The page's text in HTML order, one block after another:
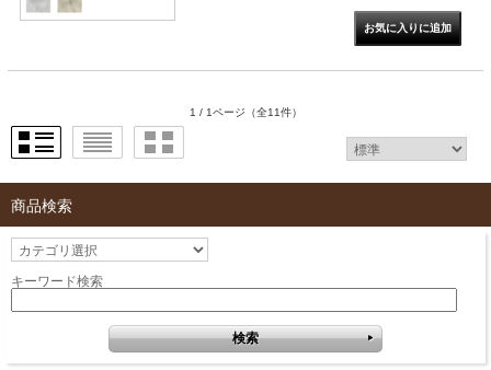
1 / 1ページ （全11件）
商品検索
キーワード検索